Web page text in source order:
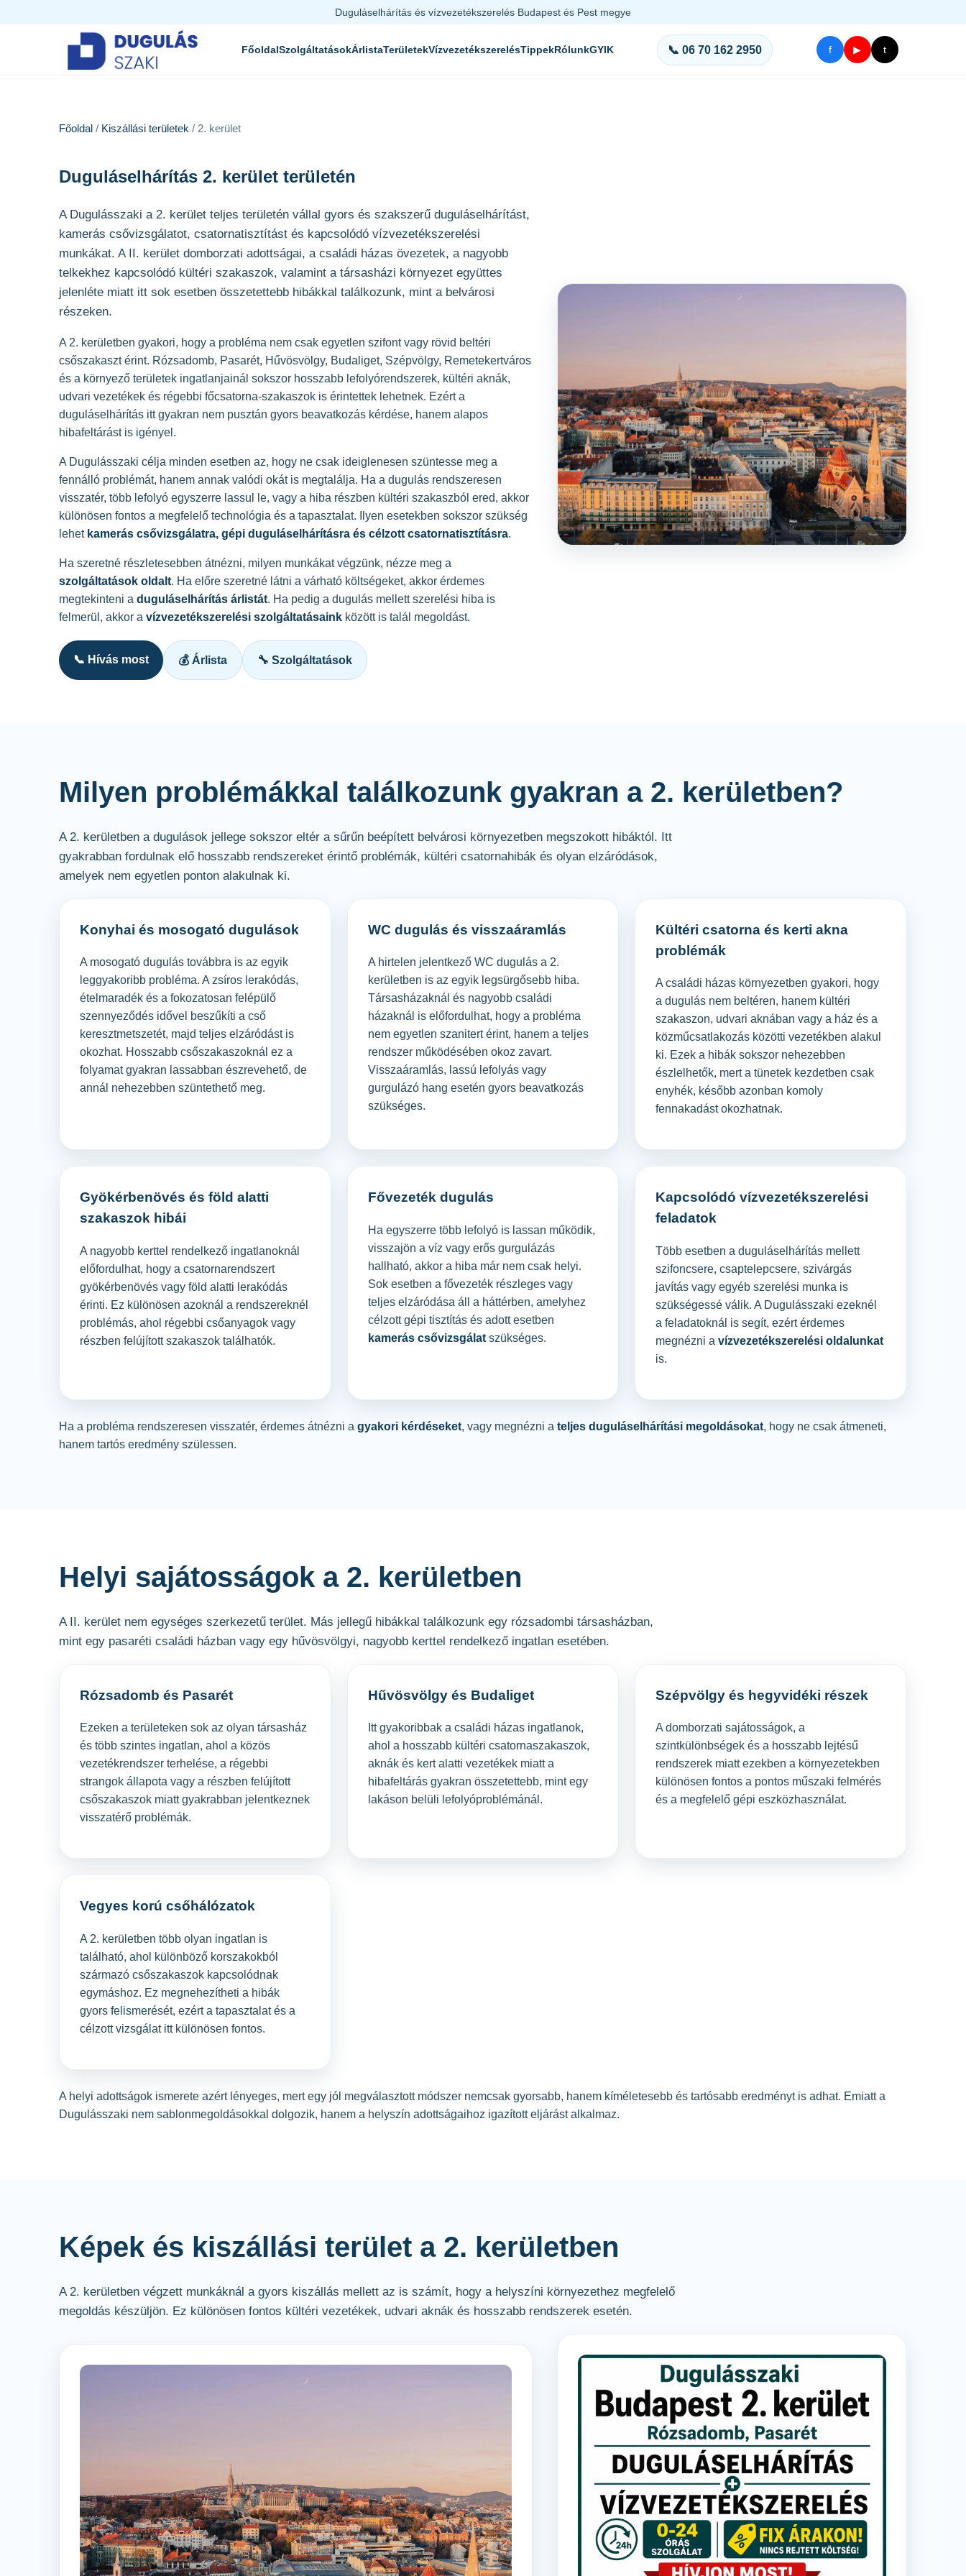
Duguláselhárítás és vízvezetékszerelés Budapest és Pest megye
FőoldalSzolgáltatásokÁrlistaTerületekVízvezetékszerelésTippekRólunkGYIK 📞 06 70 162 2950 f ▶ t
Főoldal / Kiszállási területek / 2. kerület
Duguláselhárítás 2. kerület területén
A Dugulásszaki a 2. kerület teljes területén vállal gyors és szakszerű duguláselhárítást,
kamerás csővizsgálatot, csatornatisztítást és kapcsolódó vízvezetékszerelési
munkákat. A II. kerület domborzati adottságai, a családi házas övezetek, a nagyobb
telkekhez kapcsolódó kültéri szakaszok, valamint a társasházi környezet együttes
jelenléte miatt itt sok esetben összetettebb hibákkal találkozunk, mint a belvárosi
részeken.
A 2. kerületben gyakori, hogy a probléma nem csak egyetlen szifont vagy rövid beltéri
csőszakaszt érint. Rózsadomb, Pasarét, Hűvösvölgy, Budaliget, Szépvölgy, Remetekertváros
és a környező területek ingatlanjainál sokszor hosszabb lefolyórendszerek, kültéri aknák,
udvari vezetékek és régebbi főcsatorna-szakaszok is érintettek lehetnek. Ezért a
duguláselhárítás itt gyakran nem pusztán gyors beavatkozás kérdése, hanem alapos
hibafeltárást is igényel.
A Dugulásszaki célja minden esetben az, hogy ne csak ideiglenesen szüntesse meg a
fennálló problémát, hanem annak valódi okát is megtalálja. Ha a dugulás rendszeresen
visszatér, több lefolyó egyszerre lassul le, vagy a hiba részben kültéri szakaszból ered, akkor
különösen fontos a megfelelő technológia és a tapasztalat. Ilyen esetekben sokszor szükség
lehet kamerás csővizsgálatra, gépi duguláselhárításra és célzott csatornatisztításra.
Ha szeretné részletesebben átnézni, milyen munkákat végzünk, nézze meg a
szolgáltatások oldalt. Ha előre szeretné látni a várható költségeket, akkor érdemes
megtekinteni a duguláselhárítás árlistát. Ha pedig a dugulás mellett szerelési hiba is
felmerül, akkor a vízvezetékszerelési szolgáltatásaink között is talál megoldást.
📞 Hívás most 💰 Árlista 🔧 Szolgáltatások
Milyen problémákkal találkozunk gyakran a 2. kerületben?
A 2. kerületben a dugulások jellege sokszor eltér a sűrűn beépített belvárosi környezetben megszokott hibáktól. Itt
gyakrabban fordulnak elő hosszabb rendszereket érintő problémák, kültéri csatornahibák és olyan elzáródások,
amelyek nem egyetlen ponton alakulnak ki.
Konyhai és mosogató dugulások
A mosogató dugulás továbbra is az egyik
leggyakoribb probléma. A zsíros lerakódás,
ételmaradék és a fokozatosan felépülő
szennyeződés idővel beszűkíti a cső
keresztmetszetét, majd teljes elzáródást is
okozhat. Hosszabb csőszakaszoknál ez a
folyamat gyakran lassabban észrevehető, de
annál nehezebben szüntethető meg.
WC dugulás és visszaáramlás
A hirtelen jelentkező WC dugulás a 2.
kerületben is az egyik legsürgősebb hiba.
Társasházaknál és nagyobb családi
házaknál is előfordulhat, hogy a probléma
nem egyetlen szanitert érint, hanem a teljes
rendszer működésében okoz zavart.
Visszaáramlás, lassú lefolyás vagy
gurgulázó hang esetén gyors beavatkozás
szükséges.
Kültéri csatorna és kerti akna
problémák
A családi házas környezetben gyakori, hogy
a dugulás nem beltéren, hanem kültéri
szakaszon, udvari aknában vagy a ház és a
közműcsatlakozás közötti vezetékben alakul
ki. Ezek a hibák sokszor nehezebben
észlelhetők, mert a tünetek kezdetben csak
enyhék, később azonban komoly
fennakadást okozhatnak.
Gyökérbenövés és föld alatti
szakaszok hibái
A nagyobb kerttel rendelkező ingatlanoknál
előfordulhat, hogy a csatornarendszert
gyökérbenövés vagy föld alatti lerakódás
érinti. Ez különösen azoknál a rendszereknél
problémás, ahol régebbi csőanyagok vagy
részben felújított szakaszok találhatók.
Fővezeték dugulás
Ha egyszerre több lefolyó is lassan működik,
visszajön a víz vagy erős gurgulázás
hallható, akkor a hiba már nem csak helyi.
Sok esetben a fővezeték részleges vagy
teljes elzáródása áll a háttérben, amelyhez
célzott gépi tisztítás és adott esetben
kamerás csővizsgálatszükséges.
Kapcsolódó vízvezetékszerelési
feladatok
Több esetben a duguláselhárítás mellett
szifoncsere, csaptelepcsere, szivárgás
javítás vagy egyéb szerelési munka is
szükségessé válik. A Dugulásszaki ezeknél
a feladatoknál is segít, ezért érdemes
megnézni avízvezetékszerelési oldalunkat
is.
Ha a probléma rendszeresen visszatér, érdemes átnézni a gyakori kérdéseket, vagy megnézni a teljes duguláselhárítási megoldásokat, hogy ne csak átmeneti,
hanem tartós eredmény szülessen.
Helyi sajátosságok a 2. kerületben
A II. kerület nem egységes szerkezetű terület. Más jellegű hibákkal találkozunk egy rózsadombi társasházban,
mint egy pasaréti családi házban vagy egy hűvösvölgyi, nagyobb kerttel rendelkező ingatlan esetében.
Rózsadomb és Pasarét
Ezeken a területeken sok az olyan társasház
és több szintes ingatlan, ahol a közös
vezetékrendszer terhelése, a régebbi
strangok állapota vagy a részben felújított
csőszakaszok miatt gyakrabban jelentkeznek
visszatérő problémák.
Hűvösvölgy és Budaliget
Itt gyakoribbak a családi házas ingatlanok,
ahol a hosszabb kültéri csatornaszakaszok,
aknák és kert alatti vezetékek miatt a
hibafeltárás gyakran összetettebb, mint egy
lakáson belüli lefolyóproblémánál.
Szépvölgy és hegyvidéki részek
A domborzati sajátosságok, a
szintkülönbségek és a hosszabb lejtésű
rendszerek miatt ezekben a környezetekben
különösen fontos a pontos műszaki felmérés
és a megfelelő gépi eszközhasználat.
Vegyes korú csőhálózatok
A 2. kerületben több olyan ingatlan is
található, ahol különböző korszakokból
származó csőszakaszok kapcsolódnak
egymáshoz. Ez megnehezítheti a hibák
gyors felismerését, ezért a tapasztalat és a
célzott vizsgálat itt különösen fontos.
A helyi adottságok ismerete azért lényeges, mert egy jól megválasztott módszer nemcsak gyorsabb, hanem kíméletesebb és tartósabb eredményt is adhat. Emiatt a
Dugulásszaki nem sablonmegoldásokkal dolgozik, hanem a helyszín adottságaihoz igazított eljárást alkalmaz.
Képek és kiszállási terület a 2. kerületben
A 2. kerületben végzett munkáknál a gyors kiszállás mellett az is számít, hogy a helyszíni környezethez megfelelő
megoldás készüljön. Ez különösen fontos kültéri vezetékek, udvari aknák és hosszabb rendszerek esetén.